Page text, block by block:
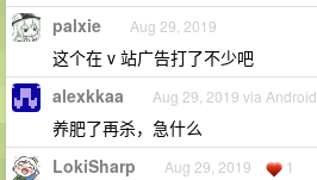
palxie Aug 29, 2019
这个在 v 站广告打了不少吧
alexkkaa Aug 29, 2019 via Android
养肥了再杀，急什么
LokiSharp Aug 29, 2019 1